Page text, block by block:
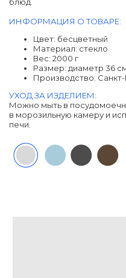
блюд.
ИНФОРМАЦИЯ О ТОВАРЕ:
Цвет: бесцветный
Материал: cтекло
Вес: 2000 г
Размер: диаметр 36
Производство:
УХОД ЗА ИЗДЕЛИЕМ:
Можно мыть в
в морозильную камеру и
печи.